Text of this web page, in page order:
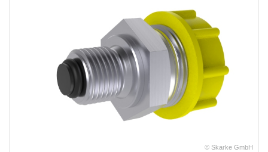
© Skarke GmbH